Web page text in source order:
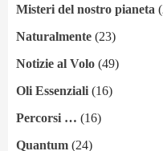
Misteri del nostro pianeta
Naturalmente (23)
Notizie al Volo (49)
Oli Essenziali (16)
Percorsi … (16)
Quantum (24)